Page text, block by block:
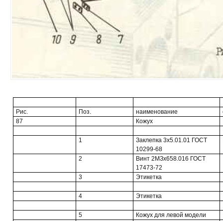
Рис. Поз. наименование
87
Кожух
1
Заклепка 3x5.01.01 ГОСТ
10299-68
2
Винт 2МЗх658.016 ГОСТ
17473-72
3
Этикетка
4
Этикетка
5
Кожух для левой модели